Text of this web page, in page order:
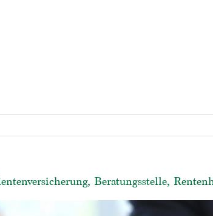
Beratungsstelle,